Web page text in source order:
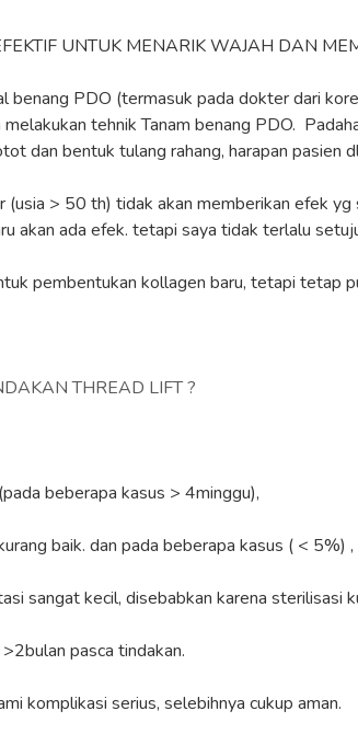
UNTUK MENARIK WAJAH DAN
benang PDO (termasuk pada dokter dari
tehnik Tanam benang PDO.
dan bentuk tulang rahang, harapan pasien
> 50 th) tidak akan memberikan efek
akan ada efek. tetapi saya tidak terlalu
pembentukan kollagen baru, tetapi tetap
THREAD LIFT ?
beberapa kasus > 4minggu),
baik. dan pada beberapa kasus ( < 5%)
sangat kecil, disebabkan karena sterilisasi
pasca tindakan.
komplikasi serius, selebihnya cukup aman.